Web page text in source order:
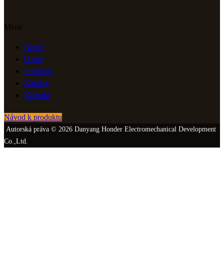
Menu
Domů
O nás
Produkty
Katalog
Kontakt
Návod k produktu
Autorská práva © 2026 Danyang Honder Electromechanical Development
Co.,Ltd.